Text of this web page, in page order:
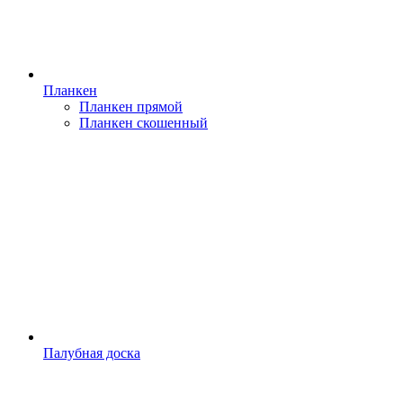
Планкен
Планкен прямой
Планкен скошенный
Палубная доска